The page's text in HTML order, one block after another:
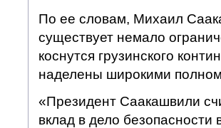
По ее словам, Михаил
существует немало
коснутся грузинского
наделены широкими
«Президент Саакашвили
вклад в дело